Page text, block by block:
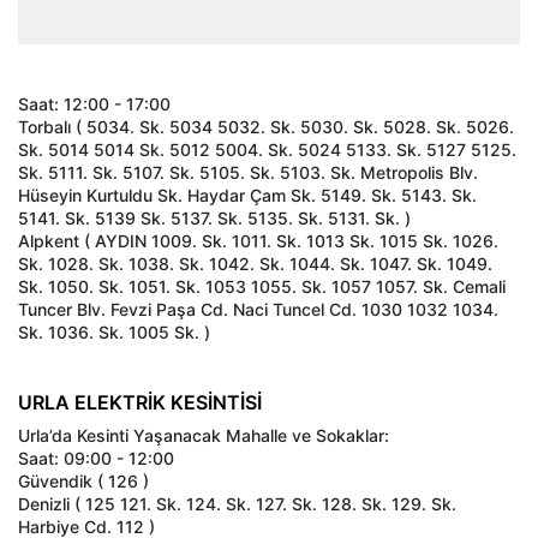
Saat: 12:00 - 17:00
Torbalı ( 5034. Sk. 5034 5032. Sk. 5030. Sk. 5028. Sk. 5026.
Sk. 5014 5014 Sk. 5012 5004. Sk. 5024 5133. Sk. 5127 5125.
Sk. 5111. Sk. 5107. Sk. 5105. Sk. 5103. Sk. Metropolis Blv.
Hüseyin Kurtuldu Sk. Haydar Çam Sk. 5149. Sk. 5143. Sk.
5141. Sk. 5139 Sk. 5137. Sk. 5135. Sk. 5131. Sk. )
Alpkent ( AYDIN 1009. Sk. 1011. Sk. 1013 Sk. 1015 Sk. 1026.
Sk. 1028. Sk. 1038. Sk. 1042. Sk. 1044. Sk. 1047. Sk. 1049.
Sk. 1050. Sk. 1051. Sk. 1053 1055. Sk. 1057 1057. Sk. Cemali
Tuncer Blv. Fevzi Paşa Cd. Naci Tuncel Cd. 1030 1032 1034.
Sk. 1036. Sk. 1005 Sk. )
URLA ELEKTRİK KESİNTİSİ
Urla’da Kesinti Yaşanacak Mahalle ve Sokaklar:
Saat: 09:00 - 12:00
Güvendik ( 126 )
Denizli ( 125 121. Sk. 124. Sk. 127. Sk. 128. Sk. 129. Sk.
Harbiye Cd. 112 )